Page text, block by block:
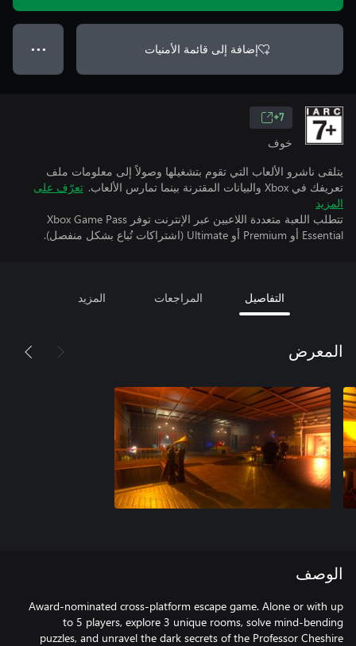
إضافة إلى قائمة الأمنيات ● ● ●
7+
خوف
يتلقى ناشرو الألعاب التي تقوم بتشغيلها وصولاً إلى معلومات ملف
تعريفك في Xbox والبيانات المقترنة بينما تمارس الألعاب.
تعرّف على
المزيد
تتطلب اللعبة متعددة اللاعبين عبر الإنترنت توفر Xbox Game Pass
Essential أو Premium أو Ultimate (اشتراكات تُباع بشكل منفصل).
التفاصيل المراجعات المزيد
المعرض
الوصف
Award-nominated cross-platform escape game. Alone or with up
to 5 players, explore 3 unique rooms, solve mind-bending
puzzles, and unravel the dark secrets of the Professor Cheshire